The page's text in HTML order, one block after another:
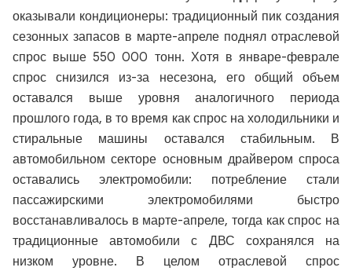
оказывали кондиционеры: традиционный пик создания
сезонных запасов в марте-апреле поднял отраслевой
спрос выше 550 000 тонн. Хотя в январе-феврале
спрос снизился из-за несезона, его общий объем
оставался выше уровня аналогичного периода
прошлого года, в то время как спрос на холодильники и
стиральные машины оставался стабильным. В
автомобильном секторе основным драйвером спроса
оставались электромобили: потребление стали
пассажирскими электромобилями быстро
восстанавливалось в марте-апреле, тогда как спрос на
традиционные автомобили с ДВС сохранялся на
низком уровне. В целом отраслевой спрос